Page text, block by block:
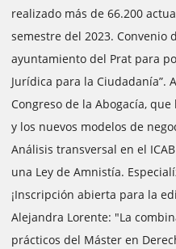
realizado más de 66.200
semestre del 2023. Convenio
ayuntamiento del Prat para
Jurídica para la Ciudadanía”.
Congreso de la Abogacía,
y los nuevos modelos de
Análisis transversal en el
una Ley de Amnistía.
¡Inscripción abierta para la
Alejandra Lorente: "La
prácticos del Máster en